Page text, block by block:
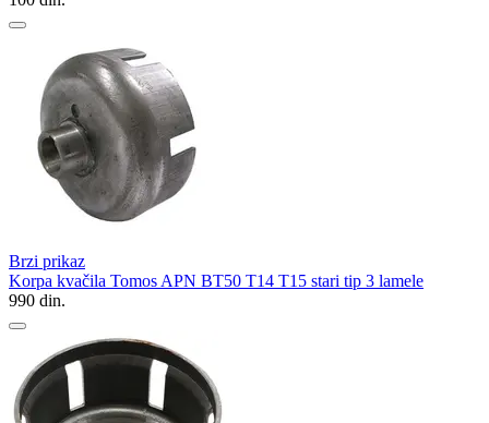
Brzi prikaz
Korpa kvačila Tomos APN BT50 T14 T15 stari tip 3 lamele
990 din.